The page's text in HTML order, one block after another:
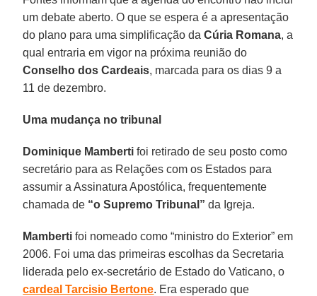
um debate aberto. O que se espera é a apresentação
do plano para uma simplificação daCúria Romana, a
qual entraria em vigor na próxima reunião do
Conselho dos Cardeais, marcada para os dias 9 a
11 de dezembro.
Uma mudança no tribunal
Dominique Mamberti foi retirado de seu posto como
secretário para as Relações com os Estados para
assumir a Assinatura Apostólica, frequentemente
chamada de “o Supremo Tribunal” da Igreja.
Mamberti foi nomeado como “ministro do Exterior” em
2006. Foi uma das primeiras escolhas da Secretaria
liderada pelo ex-secretário de Estado do Vaticano, o
cardeal Tarcisio Bertone. Era esperado que